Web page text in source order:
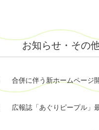
お知らせ・ その
合併に伴う新ホームページ
広報誌「あぐりピープル」